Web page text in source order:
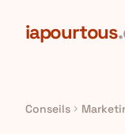
iapourtous
Conseils chevron_right